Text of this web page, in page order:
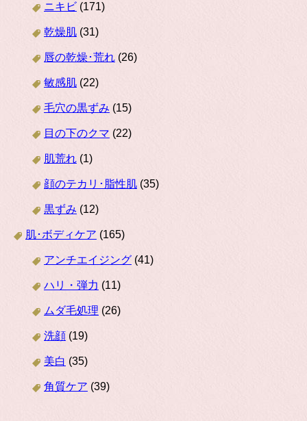
ニキビ (171)
乾燥肌 (31)
唇の乾燥･荒れ (26)
敏感肌 (22)
毛穴の黒ずみ (15)
目の下のクマ (22)
肌荒れ (1)
顔のテカリ･脂性肌 (35)
黒ずみ (12)
肌･ボディケア (165)
アンチエイジング (41)
ハリ・弾力 (11)
ムダ毛処理 (26)
洗顔 (19)
美白 (35)
角質ケア (39)